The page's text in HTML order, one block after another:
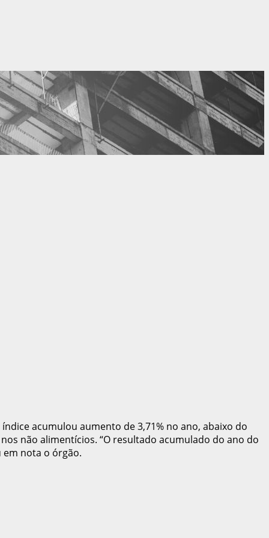
acumulou aumento de 3,71% no ano, abaixo do
não alimentícios. “O resultado acumulado do ano do
em nota o órgão.